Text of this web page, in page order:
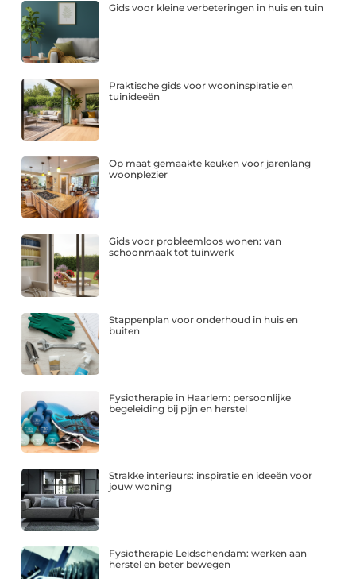
Gids voor kleine verbeteringen in huis en tuin
Praktische gids voor wooninspiratie en
tuinideeën
Op maat gemaakte keuken voor jarenlang
woonplezier
Gids voor probleemloos wonen: van
schoonmaak tot tuinwerk
Stappenplan voor onderhoud in huis en
buiten
Fysiotherapie in Haarlem: persoonlijke
begeleiding bij pijn en herstel
Strakke interieurs: inspiratie en ideeën voor
jouw woning
Fysiotherapie Leidschendam: werken aan
herstel en beter bewegen